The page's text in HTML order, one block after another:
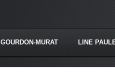
GOURDON-MURAT LINE